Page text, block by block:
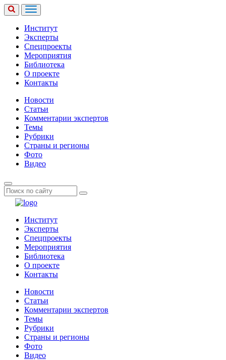
Институт
Эксперты
Спецпроекты
Мероприятия
Библиотека
О проекте
Контакты
Новости
Статьи
Комментарии экспертов
Темы
Рубрики
Страны и регионы
Фото
Видео
Институт
Эксперты
Спецпроекты
Мероприятия
Библиотека
О проекте
Контакты
Новости
Статьи
Комментарии экспертов
Темы
Рубрики
Страны и регионы
Фото
Видео